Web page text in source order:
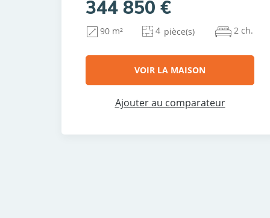
344 850 €
90 m² 4 pièce(s) 2 ch.
VOIR LA MAISON
Ajouter au comparateur